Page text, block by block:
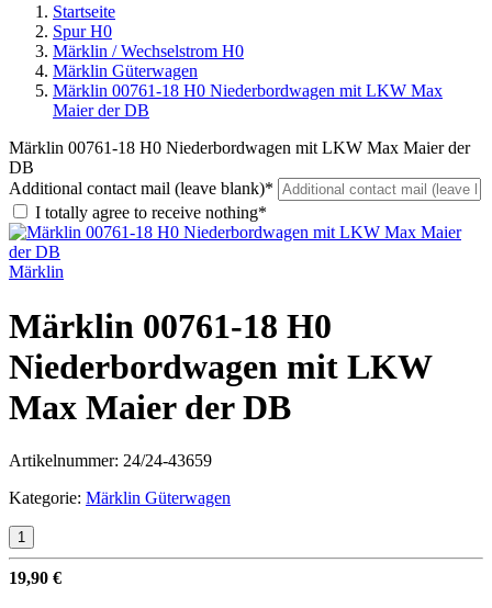
Startseite
Spur H0
Märklin / Wechselstrom H0
Märklin Güterwagen
Märklin 00761-18 H0 Niederbordwagen mit LKW Max
Maier der DB
Märklin 00761-18 H0 Niederbordwagen mit LKW Max Maier der
DB
Additional contact mail (leave blank)*
I totally agree to receive nothing*
Märklin
Märklin 00761-18 H0
Niederbordwagen mit LKW
Max Maier der DB
Artikelnummer: 24/24-43659
Kategorie: Märklin Güterwagen
19,90 €